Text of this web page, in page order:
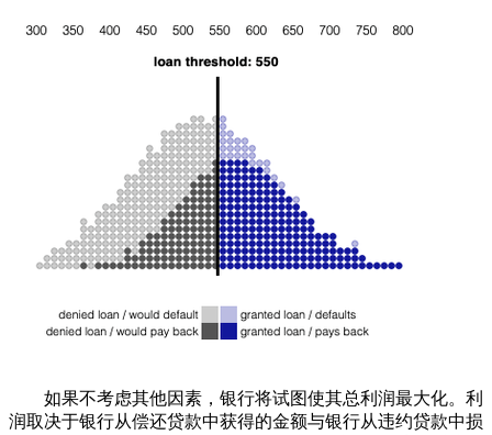
如果不考虑其他因素，银行将试图使其总利润最大化。利
润取决于银行从偿还贷款中获得的金额与银行从违约贷款中损